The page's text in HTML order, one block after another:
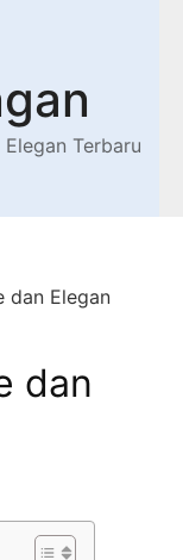
Terbaru
dan Elegan
dan